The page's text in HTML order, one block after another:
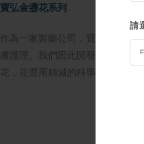
請
寶弘金盞花系列
作為一家製藥公司，寶弘在植物
膚護理。我們因此開發了保濕、
花，並選用精減的科學配方，